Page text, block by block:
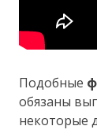
Подобные
обязаны
некоторые